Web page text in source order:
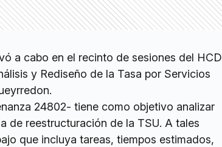
a cabo en el recinto de sesiones del HCD
y Rediseño de la Tasa por Servicios
24802- tiene como objetivo analizar
de reestructuración de la TSU. A tales
que incluya tareas, tiempos estimados,